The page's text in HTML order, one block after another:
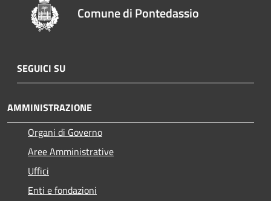
Comune di Pontedassio
SEGUICI SU
AMMINISTRAZIONE
Organi di Governo
Aree Amministrative
Uffici
Enti e fondazioni